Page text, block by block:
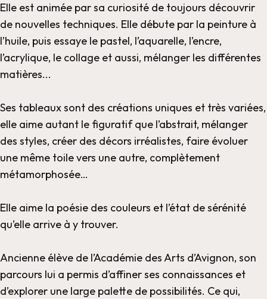
Elle est animée par sa curiosité de toujours découvrir
de nouvelles techniques. Elle débute par la peinture à
l’huile, puis essaye le pastel, l’aquarelle, l’encre,
l’acrylique, le collage et aussi, mélanger les différentes
matières...
Ses tableaux sont des créations uniques et très variées,
elle aime autant le figuratif que l’abstrait, mélanger
des styles, créer des décors irréalistes, faire évoluer
une même toile vers une autre, complètement
métamorphosée…
Elle aime la poésie des couleurs et l’état de sérénité
qu’elle arrive à y trouver.
Ancienne élève de l’Académie des Arts d’Avignon, son
parcours lui a permis d’affiner ses connaissances et
d’explorer une large palette de possibilités. Ce qui,